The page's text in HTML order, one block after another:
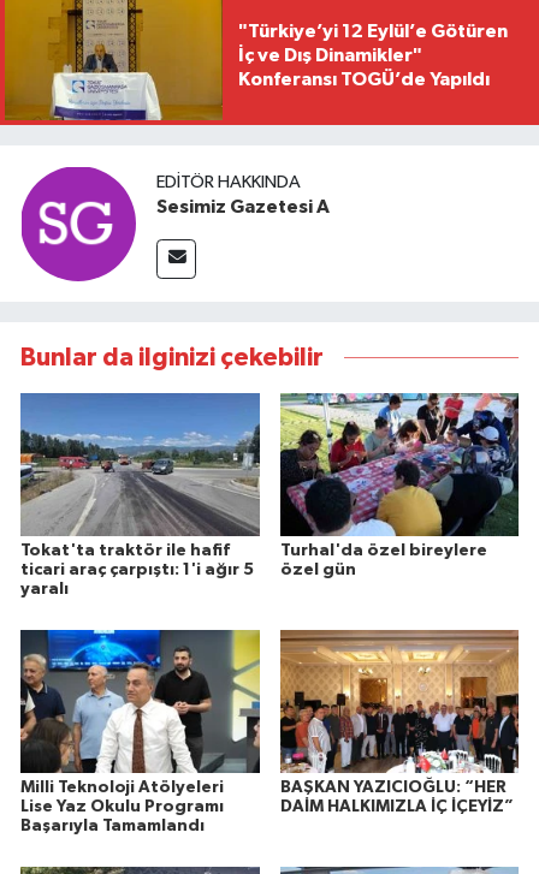
"Türkiye’yi 12 Eylül’e Götüren
İç ve Dış Dinamikler"
Konferansı TOGÜ’de Yapıldı
EDITÖR HAKKINDA
Sesimiz Gazetesi A
Bunlar da ilginizi çekebilir
Tokat'ta traktör ile hafif
ticari araç çarpıştı: 1'i ağır 5
yaralı
Turhal'da özel bireylere
özel gün
Milli Teknoloji Atölyeleri
Lise Yaz Okulu Programı
Başarıyla Tamamlandı
BAŞKAN YAZICIOĞLU: “HER
DAİM HALKIMIZLA İÇ İÇEYİZ”